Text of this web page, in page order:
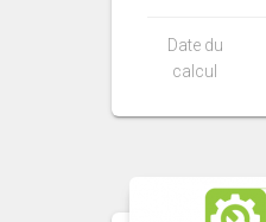
Date du
calcul